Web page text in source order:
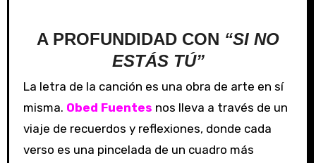
A PROFUNDIDAD CON “SI NO
ESTÁS TÚ”
La letra de la canción es una obra de arte en sí
misma. Obed Fuentes nos lleva a través de un
viaje de recuerdos y reflexiones, donde cada
verso es una pincelada de un cuadro más